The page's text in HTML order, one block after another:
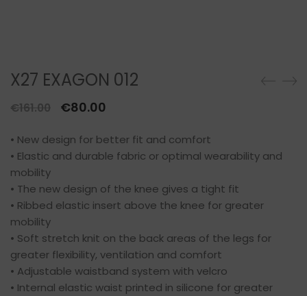
X27 EXAGON 012
€161.00
Il
originale
era:
€161.00.
€80.00
attuale
è:
€80.00.
• New design for better fit and comfort
• Elastic and durable fabric or optimal wearability and
mobility
• The new design of the knee gives a tight fit
• Ribbed elastic insert above the knee for greater
mobility
• Soft stretch knit on the back areas of the legs for
greater flexibility, ventilation and comfort
• Adjustable waistband system with velcro
• Internal elastic waist printed in silicone for greater